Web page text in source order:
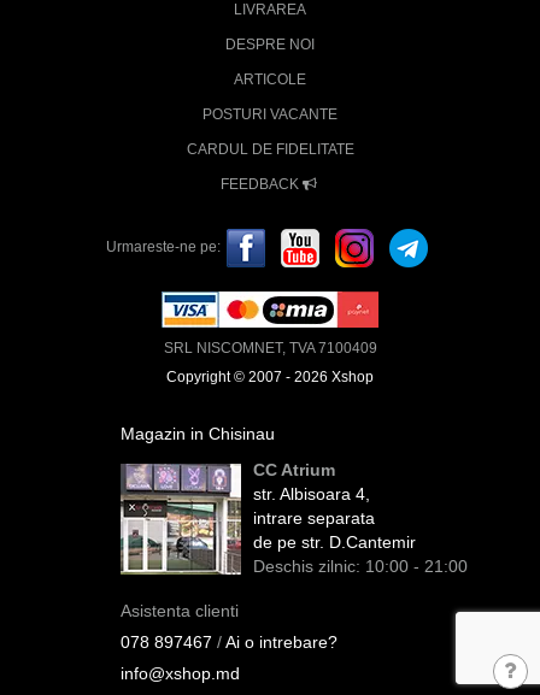
LIVRAREA
DESPRE NOI
ARTICOLE
POSTURI VACANTE
CARDUL DE FIDELITATE
FEEDBACK
Urmareste-ne pe:
SRL NISCOMNET, TVA 7100409
Copyright © 2007 - 2026 Xshop
Magazin in Chisinau
CC Atrium
str. Albisoara 4,
intrare separata
de pe str. D.Cantemir
Deschis zilnic: 10:00 - 21:00
Asistenta clienti
078 897467 /Ai o intrebare?
info@xshop.md